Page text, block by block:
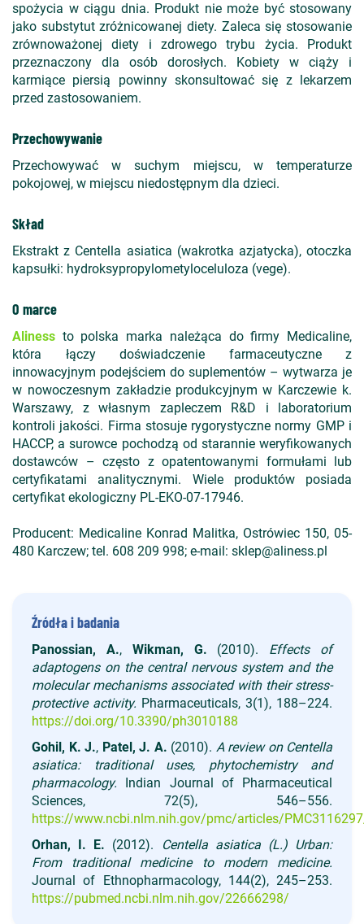
spożycia w ciągu dnia. Produkt nie może być stosowany
jako substytut zróżnicowanej diety. Zaleca się stosowanie
zrównoważonej diety i zdrowego trybu życia. Produkt
przeznaczony dla osób dorosłych. Kobiety w ciąży i
karmiące piersią powinny skonsultować się z lekarzem
przed zastosowaniem.
Przechowywanie
Przechowywać w suchym miejscu, w temperaturze
pokojowej, w miejscu niedostępnym dla dzieci.
Skład
Ekstrakt z Centella asiatica (wakrotka azjatycka), otoczka
kapsułki: hydroksypropylometyloceluloza (vege).
O marce
Aliness to polska marka należąca do firmy Medicaline,
która łączy doświadczenie farmaceutyczne z
innowacyjnym podejściem do suplementów – wytwarza je
w nowoczesnym zakładzie produkcyjnym w Karczewie k.
Warszawy, z własnym zapleczem R&D i laboratorium
kontroli jakości. Firma stosuje rygorystyczne normy GMP i
HACCP, a surowce pochodzą od starannie weryfikowanych
dostawców – często z opatentowanymi formułami lub
certyfikatami analitycznymi. Wiele produktów posiada
certyfikat ekologiczny PL-EKO-07-17946.
Producent: Medicaline Konrad Malitka, Ostrówiec 150, 05-
480 Karczew; tel. 608 209 998; e-mail: sklep@aliness.pl
Źródła i badania
Panossian, A., Wikman, G. (2010). Effects of
adaptogens on the central nervous system and the
molecular mechanisms associated with their stress-
protective activity. Pharmaceuticals, 3(1), 188–224.
https://doi.org/10.3390/ph3010188
Gohil, K. J., Patel, J. A. (2010). A review on Centella
asiatica: traditional uses, phytochemistry and
pharmacology. Indian Journal of Pharmaceutical
Sciences, 72(5), 546–556.
https://www.ncbi.nlm.nih.gov/pmc/articles/
Orhan, I. E. (2012).
Centella asiatica (L.) Urban:
From traditional medicine to modern medicine.
Journal of Ethnopharmacology, 144(2), 245–253.
https://pubmed.ncbi.nlm.nih.gov/22666298/